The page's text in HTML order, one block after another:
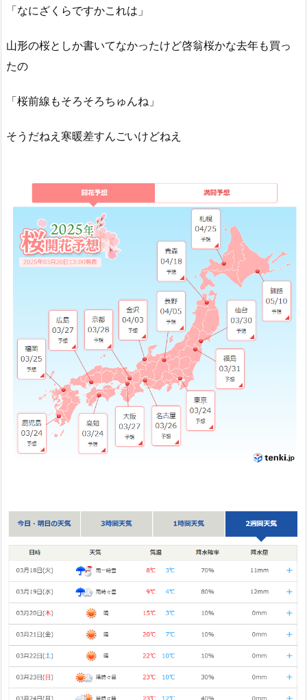
「なにざくらですかこれは」
山形の桜としか書いてなかったけど啓翁桜かな去年も買っ
たの
「桜前線もそろそろちゅんね」
そうだねえ寒暖差すんごいけどねえ